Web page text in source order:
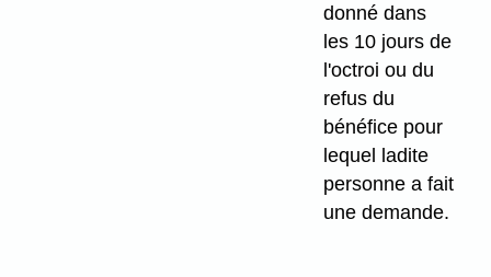
donné dans
les 10 jours de
l'octroi ou du
refus du
bénéfice pour
lequel ladite
personne a fait
une demande.